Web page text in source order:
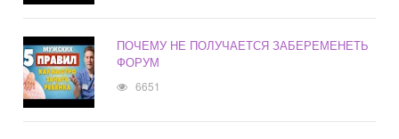
ПОЧЕМУ НЕ ПОЛУЧАЕТСЯ ЗАБЕРЕМЕНЕТЬ
ФОРУМ
6651